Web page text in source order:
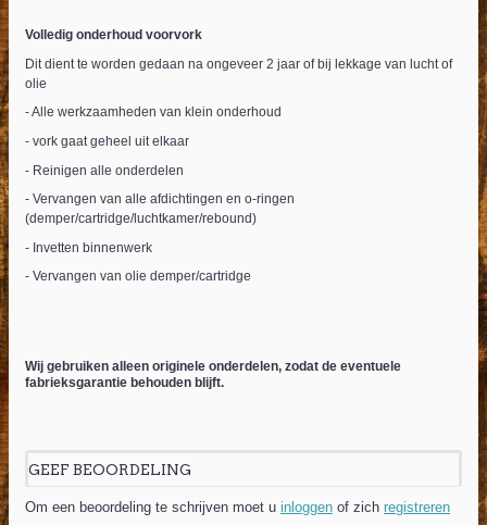
Volledig onderhoud voorvork
Dit dient te worden gedaan na ongeveer 2 jaar of bij lekkage van lucht of
olie
- Alle werkzaamheden van klein onderhoud
- vork gaat geheel uit elkaar
- Reinigen alle onderdelen
- Vervangen van alle afdichtingen en o-ringen
(demper/cartridge/luchtkamer/rebound)
- Invetten binnenwerk
- Vervangen van olie demper/cartridge
Wij gebruiken alleen originele onderdelen, zodat de eventuele
fabrieksgarantie behouden blijft.
GEEF BEOORDELING
Om een beoordeling te schrijven moet u inloggen of zich registreren